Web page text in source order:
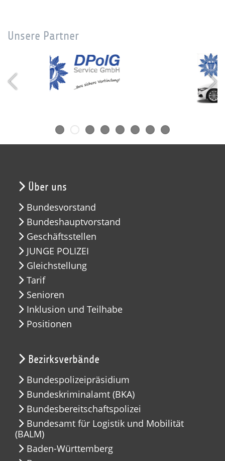
Unsere Partner
Über uns
Bundesvorstand
Bundeshauptvorstand
Geschäftsstellen
JUNGE POLIZEI
Gleichstellung
Tarif
Senioren
Inklusion und Teilhabe
Positionen
Bezirksverbände
Bundespolizeipräsidium
Bundeskriminalamt (BKA)
Bundesbereitschaftspolizei
Bundesamt für Logistik und Mobilität
(BALM)
Baden-Württemberg